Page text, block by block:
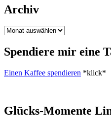
Archiv
Archiv
Spendiere mir eine
Einen Kaffee spendieren *klick*
Glücks-Momente